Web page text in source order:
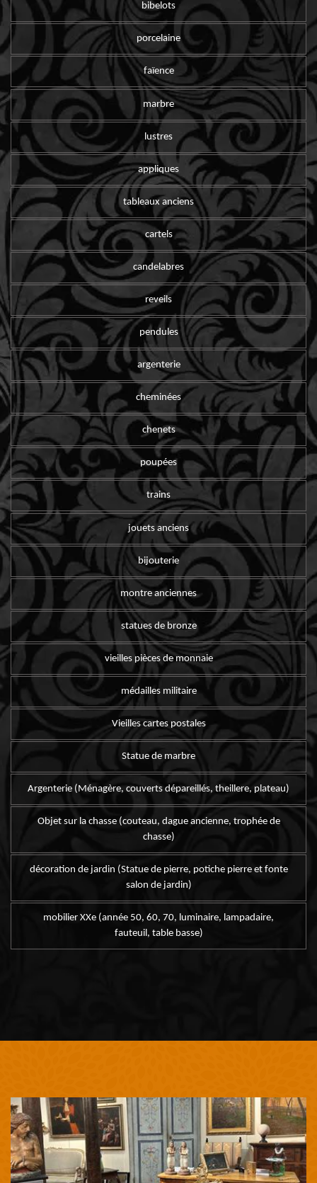
bibelots
porcelaine
faïence
marbre
lustres
appliques
tableaux anciens
cartels
candelabres
reveils
pendules
argenterie
cheminées
chenets
poupées
trains
jouets anciens
bijouterie
montre anciennes
statues de bronze
vieilles pièces de monnaie
médailles militaire
Vieilles cartes postales
Statue de marbre
Argenterie (Ménagère, couverts dépareillés, theillere, plateau)
Objet sur la chasse (couteau, dague ancienne, trophée de
chasse)
décoration de jardin (Statue de pierre, potiche pierre et fonte
salon de jardin)
mobilier XXe (année 50, 60, 70, luminaire, lampadaire,
fauteuil, table basse)